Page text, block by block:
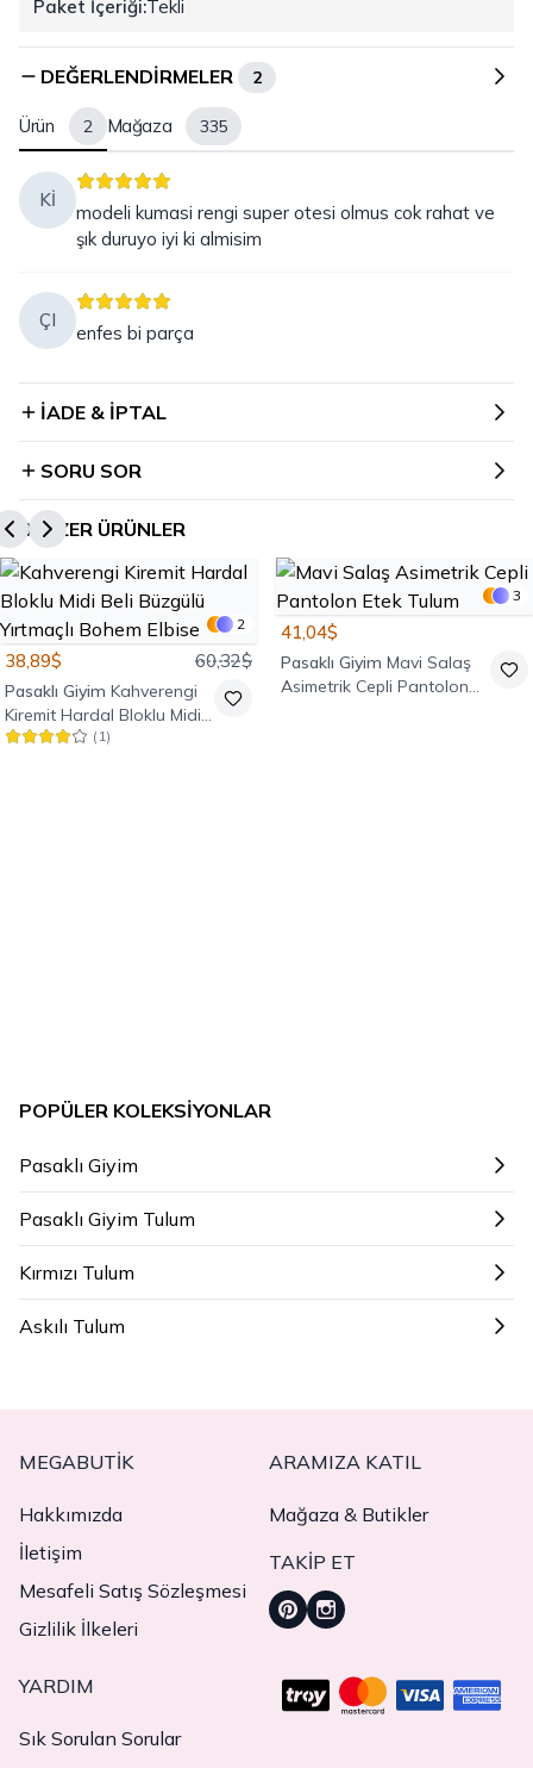
Paket İçeriği:Tekli
DEĞERLENDIRMELER 2
Ürün 2 Mağaza 335
Kİ
modeli kumasi rengi super otesi olmus cok rahat ve
şık duruyo iyi ki almisim
ÇI
enfes bi parça
İADE & İPTAL
SORU SOR
BENZER ÜRÜNLER
2
38,89$ 60,32$
Pasaklı Giyim Kahverengi
Kiremit Hardal Bloklu Midi
Beli Büzgülü Yırtmaçlı
( 1)
3
41,04$
Pasaklı Giyim Mavi Salaş
Asimetrik Cepli Pantolon
POPÜLER KOLEKSIYONLAR
Pasaklı Giyim
Pasaklı Giyim Tulum
Kırmızı Tulum
Askılı Tulum
MEGABUTIK
Hakkımızda
İletişim
Mesafeli Satış Sözleşmesi
Gizlilik İlkeleri
ARAMIZA KATIL
Mağaza & Butikler
TAKIP ET
YARDIM
Sık Sorulan Sorular